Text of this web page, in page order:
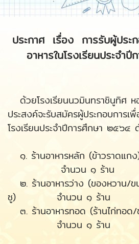
ประกาศ เรื่อง การรับผู้ประ
อาหารในโรงเรียนประจำ
ด้วยโรงเรียนนวมินทราชินูทิศ
ประสงค์จะรับสมัครผู้ประกอบการเพื่
โรงเรียนประจำปีการศึกษา ๒๕๖๔
๑. ร้านอาหารหลัก (
จำนวน ๑ ร้าน
๒. ร้านอาหารว่าง (ของหวาน/
ซู) จำนวน ๑ ร้าน
๓. ร้านอาหารทอด (ร้านไก่
จำนวน ๑ ร้าน